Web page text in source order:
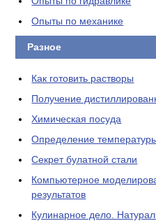
Опыты по механике
Разное
Как готовить растворы
Получение
Химическая посуда
Определение
Секрет булатной стали
Компьютерное
результатов
Кулинарное дело.